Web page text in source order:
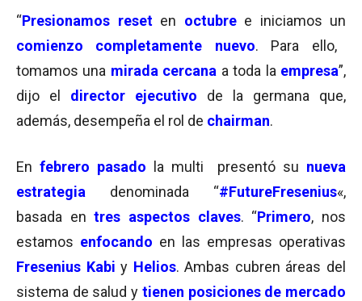
“Presionamos reset en octubree iniciamos un
comienzo completamente nuevo. Para ello,
tomamos una mirada cercana a toda la empresa”,
dijo el director ejecutivo de la germana que,
además, desempeña el rol de chairman.
En febrero pasado la multi presentó su nueva
estrategia denominada “#FutureFresenius«,
basada entres aspectos claves. “Primero, nos
estamos enfocando en las empresas operativas
Fresenius Kabi y Helios. Ambas cubren áreas del
sistema de salud y tienen posiciones de mercado